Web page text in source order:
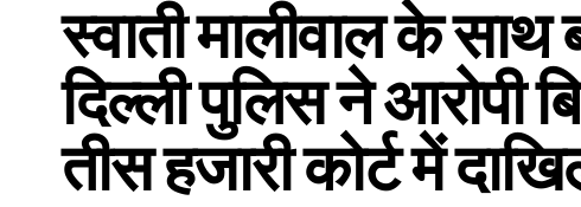
स्वाती मालीवाल के
दिल्ली पुलिस ने आरोपी
तीस हजारी कोर्ट में